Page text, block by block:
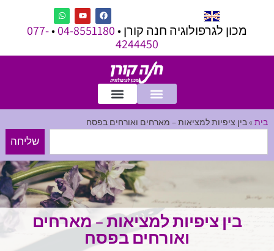
מכון לגרפולוגיה חנה קורן •04-8551180
•
077-
4244450
בית » בין ציפיות למציאות – מארחים ואורחים בפסח
שליחה
בין ציפיות למציאות – מארחים
ואורחים בפסח